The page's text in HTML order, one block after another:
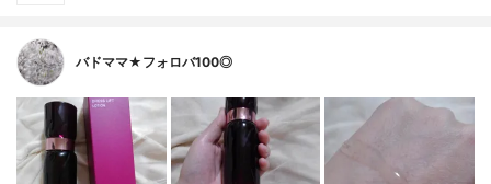
バドママ★フォロバ100◎